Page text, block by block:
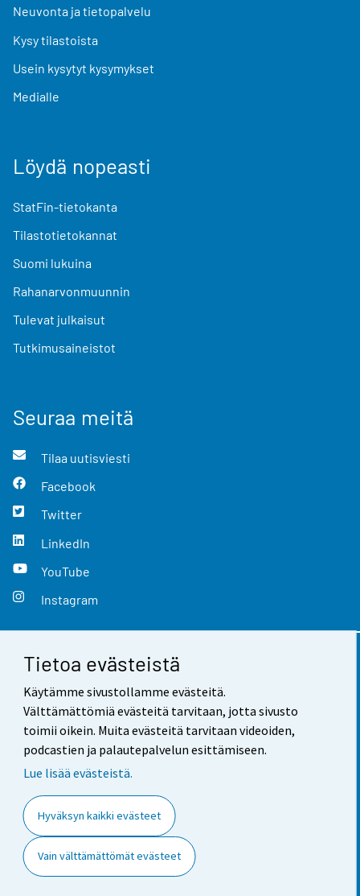
Tietoa evästeistä
Käytämme sivustollamme evästeitä.
Välttämättömiä evästeitä tarvitaan, jotta sivusto
toimii oikein. Muita evästeitä tarvitaan videoiden,
podcastien ja palautepalvelun esittämiseen.
Lue lisää evästeistä.
Hyväksyn kaikki evästeet
Vain välttämättömät evästeet
Neuvonta ja tietopalvelu
Kysy tilastoista
Usein kysytyt kysymykset
Medialle
Löydä nopeasti
StatFin-tietokanta
Tilastotietokannat
Suomi lukuina
Rahanarvonmuunnin
Tulevat julkaisut
Tutkimusaineistot
Seuraa meitä
Tilaa uutisviesti
Facebook
Twitter
LinkedIn
YouTube
Instagram
Yhteystiedot
Palaute
Käyttöehdot
Saavutettavuus
Tietoa sivustosta
Evästeasetukset